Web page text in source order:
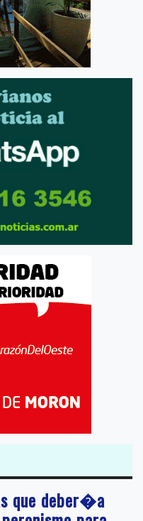
que deber�a